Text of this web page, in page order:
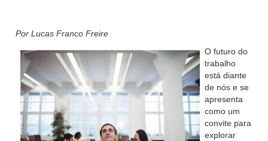
Por Lucas Franco Freire
O futuro do
trabalho
está diante
de nós e se
apresenta
como um
convite para
explorar